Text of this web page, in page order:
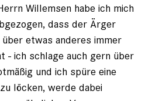
Willemsen habe ich mich
dass der Ärger
etwas anderes immer
- ich schlage auch gern über
und ich spüre eine
löcken, werde dabei